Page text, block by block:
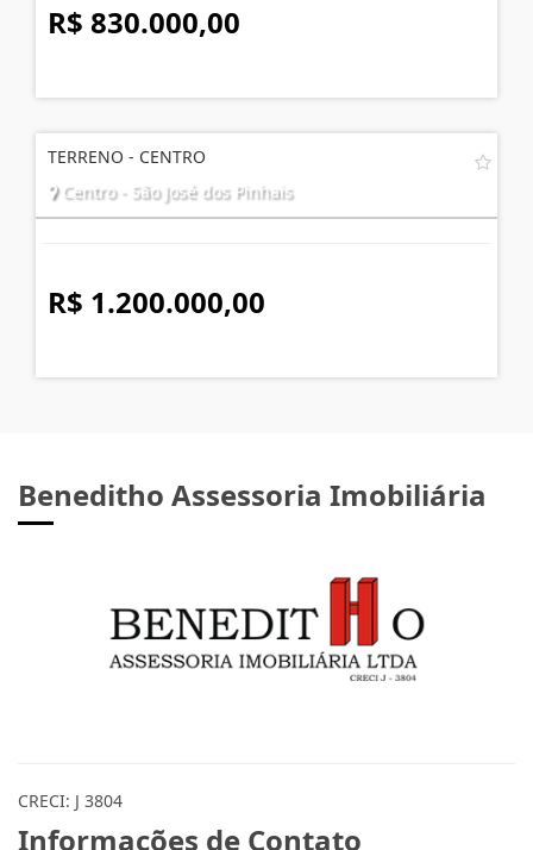
R$ 830.000,00
TERRENO - CENTRO
Centro - São José dos Pinhais
R$ 1.200.000,00
Beneditho Assessoria Imobiliária
CRECI: J 3804
Informações de Contato